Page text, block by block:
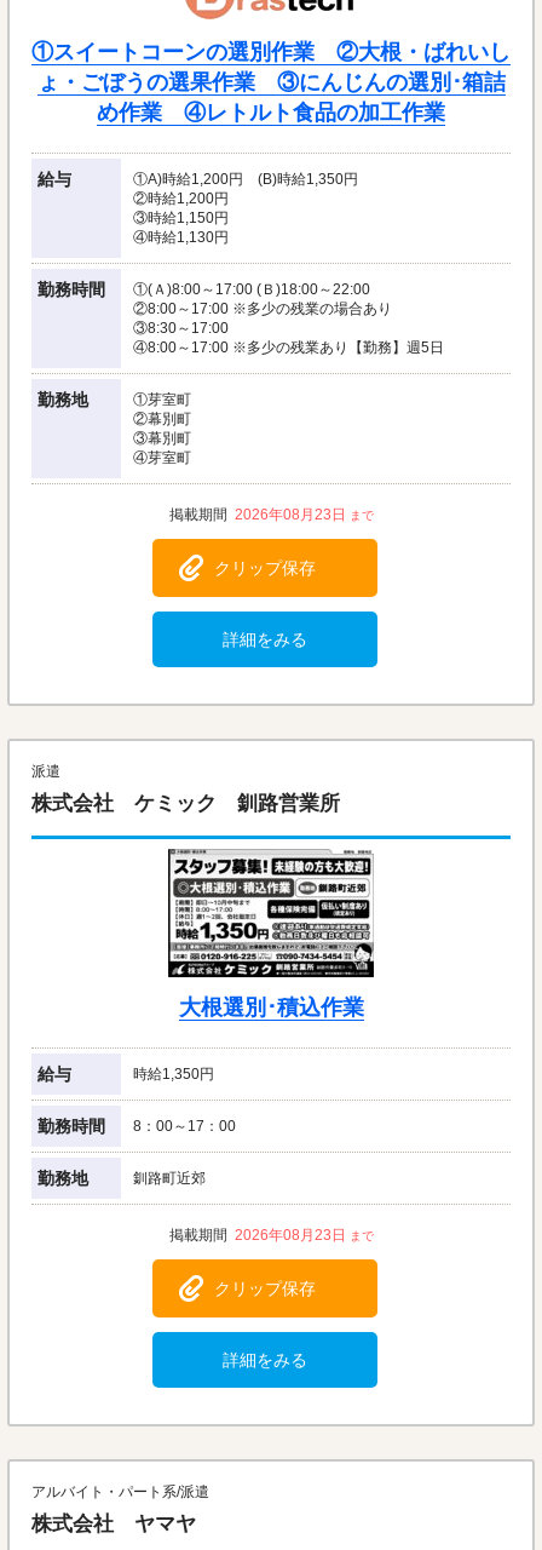
①スイートコーンの選別作業 ②大根・ばれいし
ょ・ごぼうの選果作業 ③にんじんの選別･箱詰
め作業 ④レトルト食品の加工作業
給与
①A)時給1,200円 (B)時給1,350円
②時給1,200円
③時給1,150円
④時給1,130円
勤務時間
①(Ａ)8:00～17:00 (Ｂ)18:00～22:00
②8:00～17:00 ※多少の残業の場合あり
③8:30～17:00
④8:00～17:00 ※多少の残業あり【勤務】週5日
勤務地
①芽室町
②幕別町
③幕別町
④芽室町
2026年08月23日
クリップ保存
詳細をみる
派遣
株式会社 ケミック 釧路営業所
大根選別･積込作業
給与 時給1,350円
勤務時間 8：00～17：00
勤務地 釧路町近郊
2026年08月23日
クリップ保存
詳細をみる
アルバイト・パート系/派遣
株式会社 ヤマヤ